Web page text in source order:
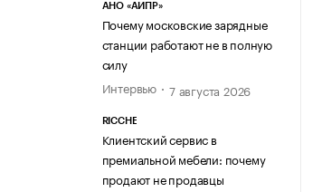
АНО «АИПР»
Почему московские зарядные
станции работают не в полную
силу
Интервью
7 августа 2026
RICCHE
Клиентский сервис в
премиальной мебели: почему
продают не продавцы